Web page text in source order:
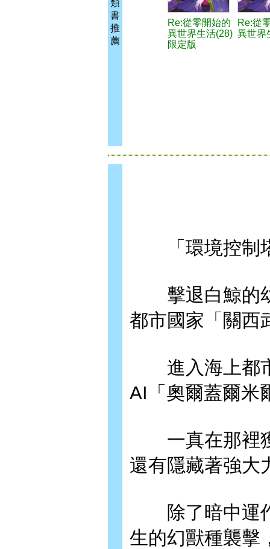
類
書
推
薦
Re:從零開始的
異世界生活(28)
限定版
Re:從
異世界
「環境控制
擊退白鯨的幼
都市國家「關西
進入海上都市
AI「奧爾蓋爾米
一真在那裡獲
還有隱藏著強大
除了暗中運作
生的幻獸種襲擊